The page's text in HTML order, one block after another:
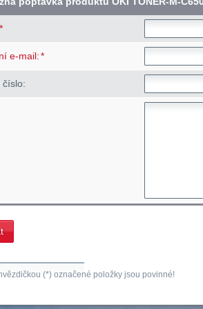
*
e-mail: *
číslo:
(*) označené položky jsou povinné!